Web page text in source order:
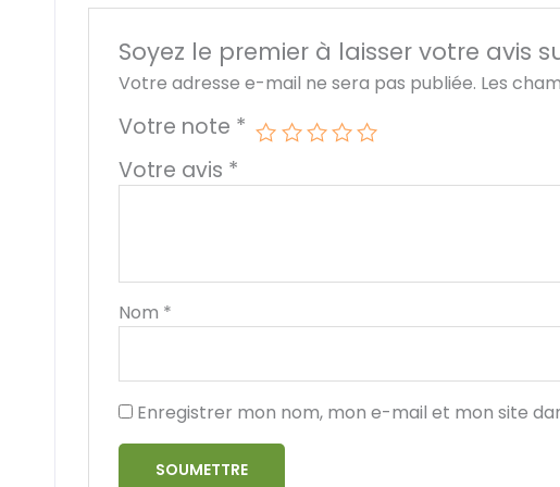
Soyez le premier à laisser votre avis
Votre adresse e-mail ne sera pas publiée. Les
Votre note *
Votre avis *
Nom *
Enregistrer mon nom, mon e-mail et mon site